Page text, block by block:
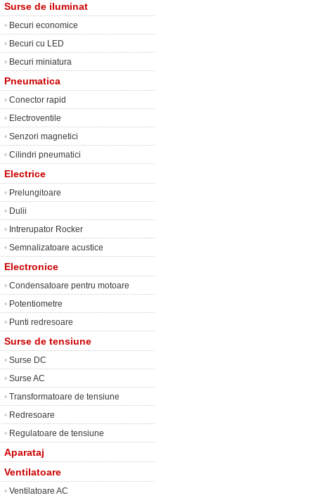
Surse de iluminat
• Becuri economice
• Becuri cu LED
• Becuri miniatura
Pneumatica
• Conector rapid
• Electroventile
• Senzori magnetici
• Cilindri pneumatici
Electrice
• Prelungitoare
• Dulii
• Intrerupator Rocker
• Semnalizatoare acustice
Electronice
• Condensatoare pentru motoare
• Potentiometre
• Punti redresoare
Surse de tensiune
• Surse DC
• Surse AC
• Transformatoare de tensiune
• Redresoare
• Regulatoare de tensiune
Aparataj
Ventilatoare
• Ventilatoare AC